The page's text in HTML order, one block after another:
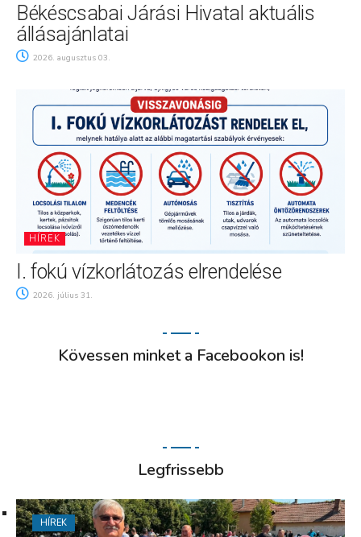
Békéscsabai Járási Hivatal aktuális
állásajánlatai
2026. augusztus 03.
HÍREK
I. fokú vízkorlátozás elrendelése
2026. július 31.
Kövessen minket a Facebookon is!
Legfrissebb
HÍREK